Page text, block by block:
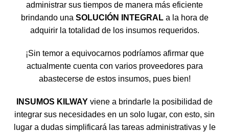
administrar sus tiempos de manera más eficiente
brindando una SOLUCIÓN INTEGRALa la hora de
adquirir la totalidad de los insumos requeridos.
¡Sin temor a equivocarnos podríamos afirmar que
actualmente cuenta con varios proveedores para
abastecerse de estos insumos, pues bien!
INSUMOS KILWAY viene a brindarle la posibilidad de
integrar sus necesidades en un solo lugar, con esto, sin
lugar a dudas simplificará las tareas administrativas y le